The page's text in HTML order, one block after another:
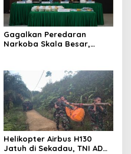
Gagalkan Peredaran
Narkoba Skala Besar,
WNA Malaysia ke BNNP
Kalbar
Helikopter Airbus H130
Jatuh di Sekadau, TNI AD